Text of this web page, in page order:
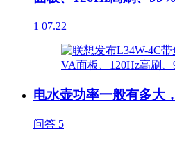
1 07.22
电水壶功率一般有多大
问答 5